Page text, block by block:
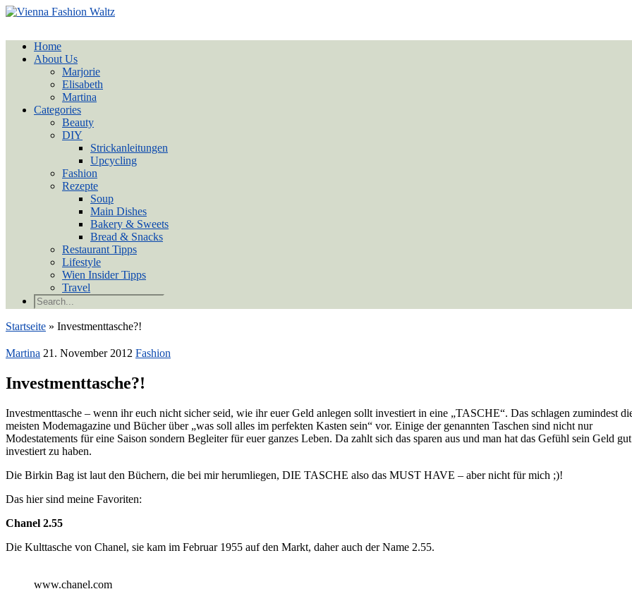
Home
About Us
Marjorie
Elisabeth
Martina
Categories
Beauty
DIY
Strickanleitungen
Upcycling
Fashion
Rezepte
Soup
Main Dishes
Bakery & Sweets
Bread & Snacks
Restaurant Tipps
Lifestyle
Wien Insider Tipps
Travel
Startseite » Investmenttasche?!
Martina 21. November 2012 Fashion
Investmenttasche?!
Investmenttasche – wenn ihr euch nicht sicher seid, wie ihr euer Geld anlegen sollt investiert in eine „TASCHE“. Das schlagen zumindest
meisten Modemagazine und Bücher über „was soll alles im perfekten Kasten sein“ vor. Einige der genannten Taschen sind nicht nur
Modestatements für eine Saison sondern Begleiter für euer ganzes Leben. Da zahlt sich das sparen aus und man hat das Gefühl sein Geld gut
investiert zu haben.
Die Birkin Bag ist laut den Büchern, die bei mir herumliegen, DIE TASCHE also das MUST HAVE – aber nicht für mich ;)!
Das hier sind meine Favoriten:
Chanel 2.55
Die Kulttasche von Chanel, sie kam im Februar 1955 auf den Markt, daher auch der Name 2.55.
www.chanel.com